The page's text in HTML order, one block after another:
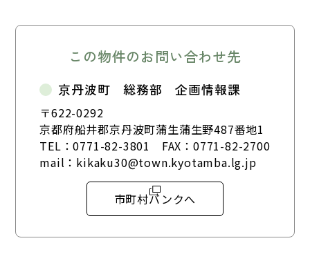
この物件のお問い合わせ先
京丹波町 総務部 企画情報課
〒622-0292
京都府船井郡京丹波町蒲生蒲生野487番地1
TEL：0771-82-3801
FAX：0771-82-2700
mail： kikaku30@town.kyotamba.lg.jp
市町村バンクへ